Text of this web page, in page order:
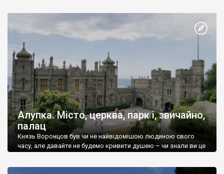
Алупка. Місто, церква, парк і, звичайно,
палац
Князь Воронцов був чи не найвідомішою людиною свого
часу, але давайте не будемо кривити душею – чи знали ви це